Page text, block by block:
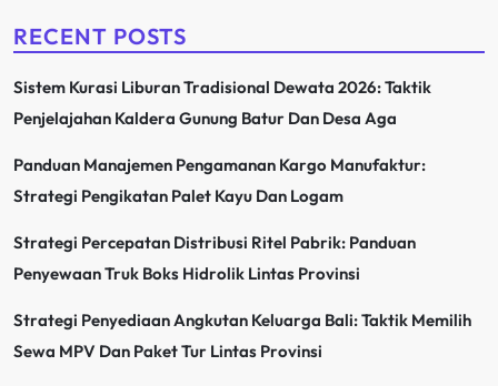
RECENT POSTS
Sistem Kurasi Liburan Tradisional Dewata 2026: Taktik
Penjelajahan Kaldera Gunung Batur Dan Desa Aga
Panduan Manajemen Pengamanan Kargo Manufaktur:
Strategi Pengikatan Palet Kayu Dan Logam
Strategi Percepatan Distribusi Ritel Pabrik: Panduan
Penyewaan Truk Boks Hidrolik Lintas Provinsi
Strategi Penyediaan Angkutan Keluarga Bali: Taktik Memilih
Sewa MPV Dan Paket Tur Lintas Provinsi